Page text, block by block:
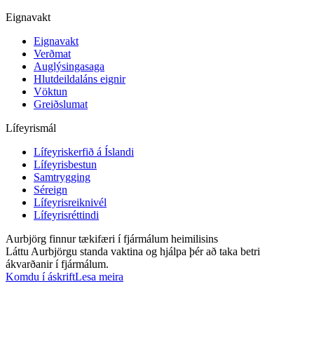
Eignavakt
Eignavakt
Verðmat
Auglýsingasaga
Hlutdeildaláns eignir
Vöktun
Greiðslumat
Lífeyrismál
Lífeyriskerfið á Íslandi
Lífeyrisbestun
Samtrygging
Séreign
Lífeyrisreiknivél
Lífeyrisréttindi
Aurbjörg finnur tækifæri í fjármálum heimilisins
Láttu Aurbjörgu standa vaktina og hjálpa þér að taka betri
ákvarðanir í fjármálum.
Komdu í áskriftLesa meira